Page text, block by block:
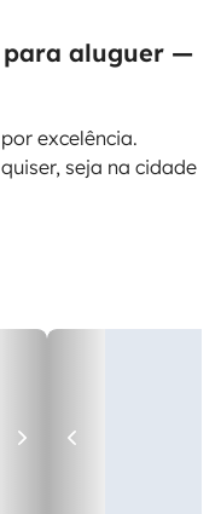
para aluguer —
excelência.
seja na cidade